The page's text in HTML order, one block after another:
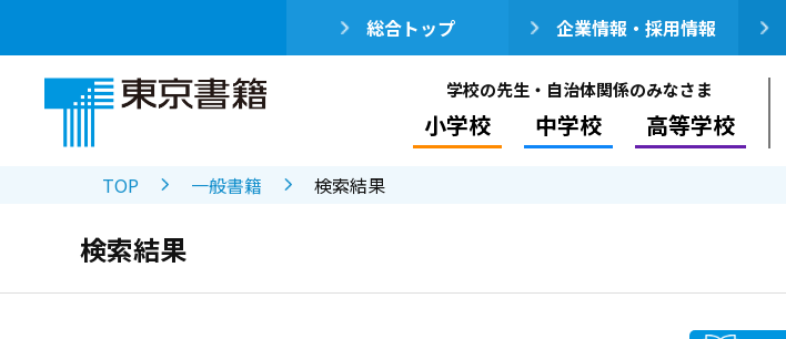
総合トップ 企業情報・採用情報
学校の先生・自治体関係のみなさま
小学校 中学校 高等学校
TOP 一般書籍 検索結果
検索結果